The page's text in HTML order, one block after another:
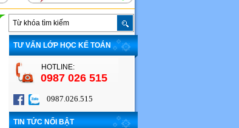
TƯ VẤN LỚP HỌC KẾ TOÁN
0987 026 515
HOTLINE:
0987.026.515
TIN TỨC NỔI BẬT